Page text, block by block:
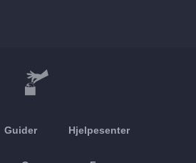
Guider Hjelpesenter